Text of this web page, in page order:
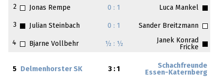
2 Jonas Rempe 0 : 1 Luca Mankel
3 Julian Steinbach 0 : 1 Sander Breitzmann
4 Bjarne Vollbehr ½ : ½
Janek Konrad
Fricke
5 Delmenhorster SK 3 : 1
Schachfreunde
Essen-Katernberg